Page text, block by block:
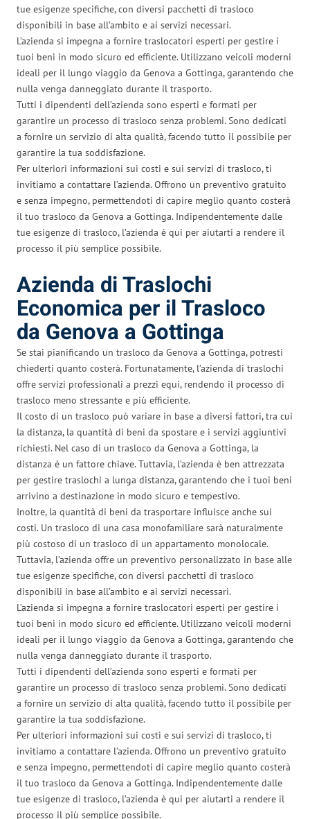
tue esigenze specifiche, con diversi pacchetti di trasloco
disponibili in base all’ambito e ai servizi necessari.
L’azienda si impegna a fornire traslocatori esperti per gestire i
tuoi beni in modo sicuro ed efficiente. Utilizzano veicoli moderni
ideali per il lungo viaggio da Genova a Gottinga, garantendo che
nulla venga danneggiato durante il trasporto.
Tutti i dipendenti dell’azienda sono esperti e formati per
garantire un processo di trasloco senza problemi. Sono dedicati
a fornire un servizio di alta qualità, facendo tutto il possibile per
garantire la tua soddisfazione.
Per ulteriori informazioni sui costi e sui servizi di trasloco, ti
invitiamo a contattare l’azienda. Offrono un preventivo gratuito
e senza impegno, permettendoti di capire meglio quanto costerà
il tuo trasloco da Genova a Gottinga. Indipendentemente dalle
tue esigenze di trasloco, l’azienda è qui per aiutarti a rendere il
processo il più semplice possibile.
Azienda di Traslochi
Economica per il Trasloco
da Genova a Gottinga
Se stai pianificando un trasloco da Genova a Gottinga, potresti
chiederti quanto costerà. Fortunatamente, l’azienda di traslochi
offre servizi professionali a prezzi equi, rendendo il processo di
trasloco meno stressante e più efficiente.
Il costo di un trasloco può variare in base a diversi fattori, tra cui
la distanza, la quantità di beni da spostare e i servizi aggiuntivi
richiesti. Nel caso di un trasloco da Genova a Gottinga, la
distanza è un fattore chiave. Tuttavia, l’azienda è ben attrezzata
per gestire traslochi a lunga distanza, garantendo che i tuoi beni
arrivino a destinazione in modo sicuro e tempestivo.
Inoltre, la quantità di beni da trasportare influisce anche sui
costi. Un trasloco di una casa monofamiliare sarà naturalmente
più costoso di un trasloco di un appartamento monolocale.
Tuttavia, l’azienda offre un preventivo personalizzato in base alle
tue esigenze specifiche, con diversi pacchetti di trasloco
disponibili in base all’ambito e ai servizi necessari.
L’azienda si impegna a fornire traslocatori esperti per gestire i
tuoi beni in modo sicuro ed efficiente. Utilizzano veicoli moderni
ideali per il lungo viaggio da Genova a Gottinga, garantendo che
nulla venga danneggiato durante il trasporto.
Tutti i dipendenti dell’azienda sono esperti e formati per
garantire un processo di trasloco senza problemi. Sono dedicati
a fornire un servizio di alta qualità, facendo tutto il possibile per
garantire la tua soddisfazione.
Per ulteriori informazioni sui costi e sui servizi di trasloco, ti
invitiamo a contattare l’azienda. Offrono un preventivo gratuito
e senza impegno, permettendoti di capire meglio quanto costerà
il tuo trasloco da Genova a Gottinga. Indipendentemente dalle
tue esigenze di trasloco, l’azienda è qui per aiutarti a rendere il
processo il più semplice possibile.